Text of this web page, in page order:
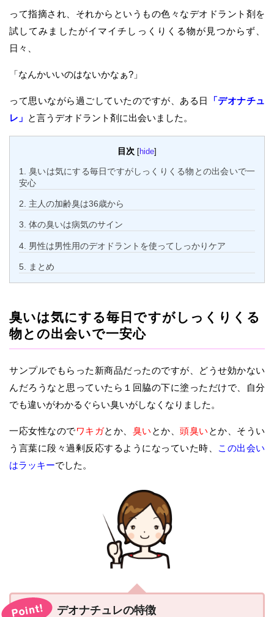
って指摘され、それからというもの色々なデオドラント剤を
試してみましたがイマイチしっくりくる物が見つからず、
日々、
「なんかいいのはないかなぁ?」
って思いながら過ごしていたのですが、ある日
「デオナチュ
レ」 と言うデオドラント剤に出会いました。
目次 [hide]
1.
臭いは気にする毎日ですがしっくりくる物との出会いで一
安心
2. 主人の加齢臭は36歳から
3. 体の臭いは病気のサイン
4. 男性は男性用のデオドラントを使ってしっかりケア
5. まとめ
臭いは気にする毎日ですがしっくりくる
物との出会いで一安心
サンプルでもらった新商品だったのですが、どうせ効かない
んだろうなと思っていたら１回脇の下に塗っただけで、自分
でも違いがわかるぐらい臭いがしなくなりました。
一応女性なのでワキガとか、 臭い とか、 頭臭い とか、そうい
う言葉に段々過剰反応するようになっていた時、
この出会い
はラッキーでした。
デオナチュレの特徴